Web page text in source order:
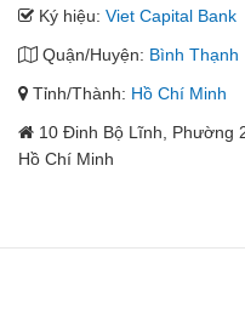
Ký hiệu: Viet Capital Bank
Quận/Huyện: Bình Thạnh
Tỉnh/Thành: Hồ Chí Minh
10 Đinh Bộ Lĩnh, Phường
Hồ Chí Minh